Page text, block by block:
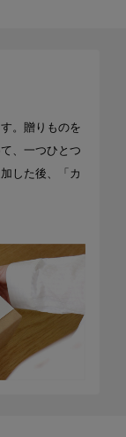
。贈りものを
、一つひとつ
した後、「カ